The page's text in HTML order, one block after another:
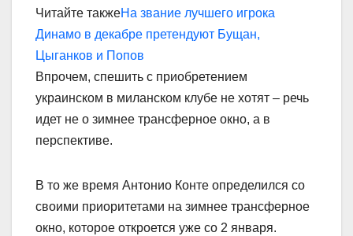
Читайте такжеНа звание лучшего игрока
Динамо в декабре претендуют Бущан,
Цыганков и Попов
Впрочем, спешить с приобретением
украинском в миланском клубе не хотят – речь
идет не о зимнее трансферное окно, а в
перспективе.
В то же время Антонио Конте определился со
своими приоритетами на зимнее трансферное
окно, которое откроется уже со 2 января.